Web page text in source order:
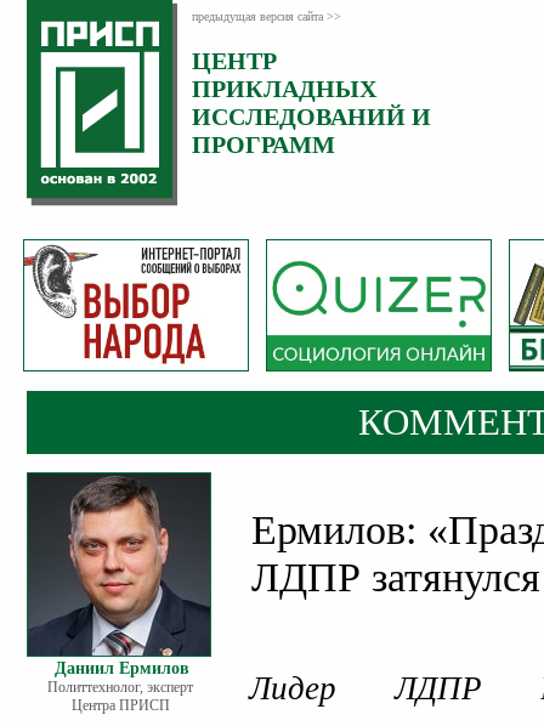
предыдущая версия сайта >>
ЦЕНТР
ПРИКЛАДНЫХ
ИССЛЕДОВАНИЙ И
ПРОГРАММ
Даниил Ермилов
Политтехнолог, эксперт
Центра ПРИСП
Ермилов:
ЛДПР затянулся
Лидер ЛДПР
Категория:
Комментарии